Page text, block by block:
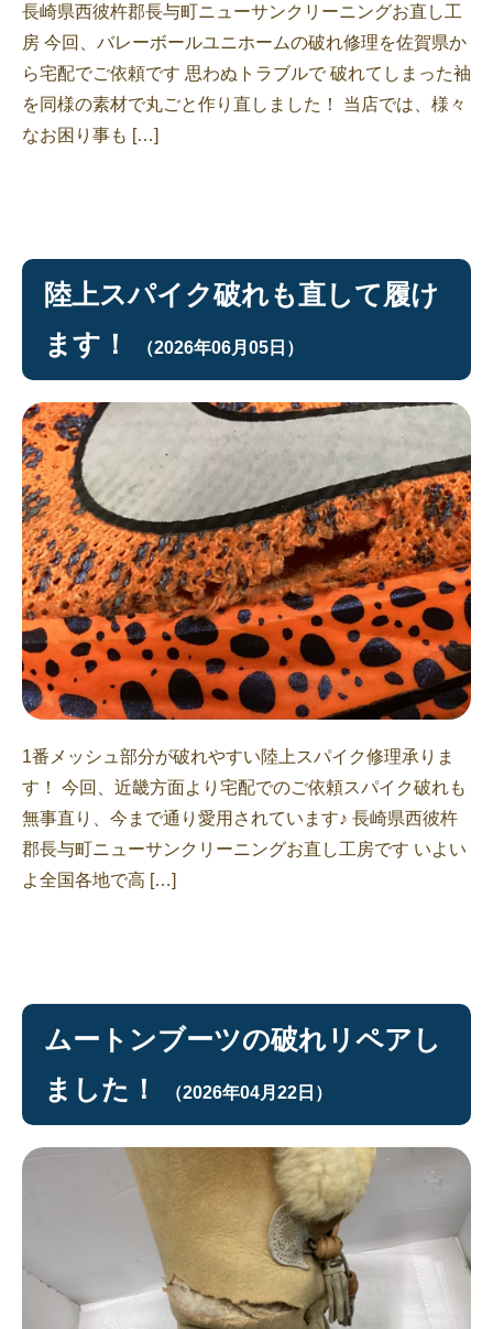
長崎県西彼杵郡長与町ニューサンクリーニングお直し工
房 今回、バレーボールユニホームの破れ修理を佐賀県か
ら宅配でご依頼です 思わぬトラブルで 破れてしまった袖
を同様の素材で丸ごと作り直しました！ 当店では、様々
なお困り事も […]
陸上スパイク破れも直して履け
ます！
（2026年06月05日）
1番メッシュ部分が破れやすい陸上スパイク修理承りま
す！ 今回、近畿方面より宅配でのご依頼スパイク破れも
無事直り、今まで通り愛用されています♪ 長崎県西彼杵
郡長与町ニューサンクリーニングお直し工房です いよい
よ全国各地で高 […]
ムートンブーツの破れリペアし
ました！
（2026年04月22日）